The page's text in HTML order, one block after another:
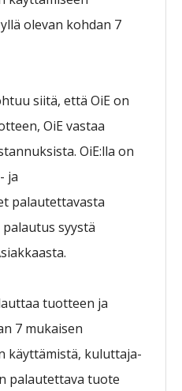
olevan kohdan 7
siitä, että OiE on
OiE vastaa
OiE:lla on
ja
palautettavasta
syystä
tuotteen ja
7 mukaisen
käyttämistä, kuluttaja-
palautettava tuote